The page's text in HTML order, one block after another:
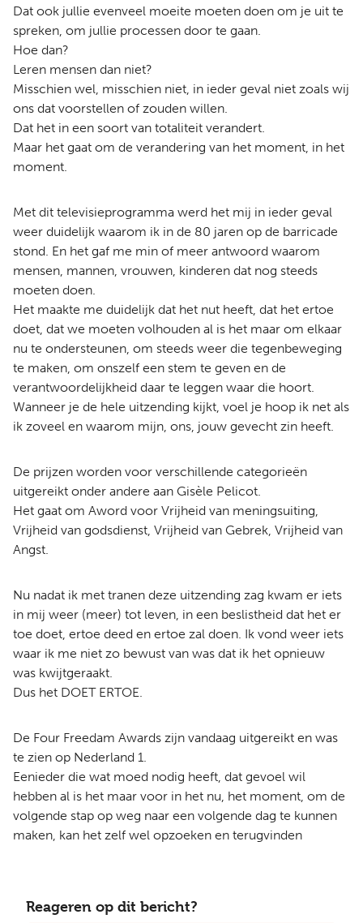
Dat ook jullie evenveel moeite moeten doen om je uit te
spreken, om jullie processen door te gaan.
Hoe dan?
Leren mensen dan niet?
Misschien wel, misschien niet, in ieder geval niet zoals wij
ons dat voorstellen of zouden willen.
Dat het in een soort van totaliteit verandert.
Maar het gaat om de verandering van het moment, in het
moment.
Met dit televisieprogramma werd het mij in ieder geval
weer duidelijk waarom ik in de 80 jaren op de barricade
stond. En het gaf me min of meer antwoord waarom
mensen, mannen, vrouwen, kinderen dat nog steeds
moeten doen.
Het maakte me duidelijk dat het nut heeft, dat het ertoe
doet, dat we moeten volhouden al is het maar om elkaar
nu te ondersteunen, om steeds weer die tegenbeweging
te maken, om onszelf een stem te geven en de
verantwoordelijkheid daar te leggen waar die hoort.
Wanneer je de hele uitzending kijkt, voel je hoop ik net als
ik zoveel en waarom mijn, ons, jouw gevecht zin heeft.
De prijzen worden voor verschillende categorieën
uitgereikt onder andere aan Gisèle Pelicot.
Het gaat om Aword voor Vrijheid van meningsuiting,
Vrijheid van godsdienst, Vrijheid van Gebrek, Vrijheid van
Angst.
Nu nadat ik met tranen deze uitzending zag kwam er iets
in mij weer (meer) tot leven, in een beslistheid dat het er
toe doet, ertoe deed en ertoe zal doen. Ik vond weer iets
waar ik me niet zo bewust van was dat ik het opnieuw
was kwijtgeraakt.
Dus het DOET ERTOE.
De Four Freedam Awards zijn vandaag uitgereikt en was
te zien op Nederland 1.
Eenieder die wat moed nodig heeft, dat gevoel wil
hebben al is het maar voor in het nu, het moment, om de
volgende stap op weg naar een volgende dag te kunnen
maken, kan het zelf wel opzoeken en terugvinden
Reageren op dit bericht?